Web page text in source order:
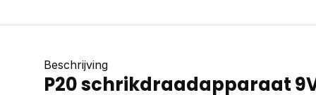
Beschrijving
P20 schrikdraadapparaat